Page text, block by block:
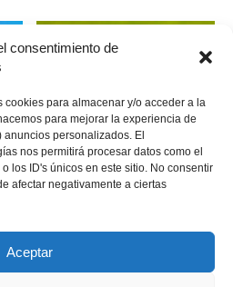
consentimiento de
cookies para almacenar y/o acceder a la
para mejorar la experiencia de
personalizados. El
nos permitirá procesar datos como el
los ID's únicos en este sitio. No consentir
afectar negativamente a ciertas
Aceptar
Miscelanea
Curiosidades de las bolas de
golf